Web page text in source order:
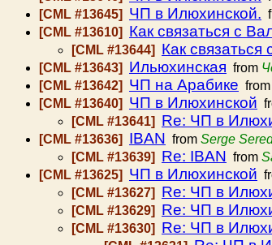
[CML #13645] ЧП в Илюхинской.
[CML #13610] Как связаться с
[CML #13644] Как
[CML #13643] Ильюхинская from
[CML #13642] ЧП на Арабике from
[CML #13640] ЧП в Илюхинской
[CML #13641] Re: ЧП в
[CML #13636] IBAN from Serge
[CML #13639] Re: IBAN from
[CML #13625] ЧП в Илюхинской
[CML #13627] Re: ЧП в
[CML #13629] Re: ЧП в
[CML #13630] Re: ЧП в